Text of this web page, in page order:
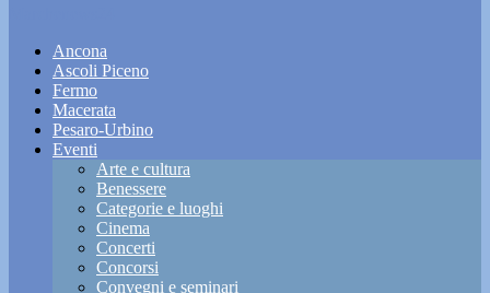
Ancona
Ascoli Piceno
Fermo
Macerata
Pesaro-Urbino
Eventi
Arte e cultura
Benessere
Categorie e luoghi
Cinema
Concerti
Concorsi
Convegni e seminari